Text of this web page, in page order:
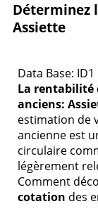
Déterminez
Assiette
Data Base: ID1
La rentabilité
anciens:
estimation de
ancienne est
circulaire
légèrement
Comment
cotation des